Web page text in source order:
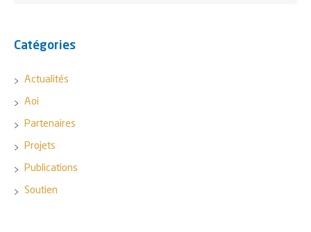
Catégories
Actualités
Aoi
Partenaires
Projets
Publications
Soutien